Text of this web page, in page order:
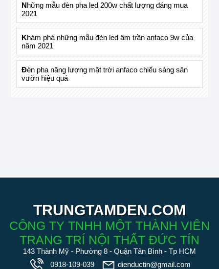
những mẫu đèn pha led 200w chất lượng đáng mua
2021
khám phá những mẫu đèn led âm trần anfaco 9w của
năm 2021
đèn pha năng lượng mặt trời anfaco chiếu sáng sân
vườn hiệu quả
TRUNGTAMDEN.COM
CÔNG TY TNHH MỘT THÀNH VIÊN
TRANG TRÍ NỘI THẤT ĐỨC TÍN
143 Thành Mỹ - Phường 8 - Quận Tân Bình - Tp HCM
0918-109-039
dienductin@gmail.com